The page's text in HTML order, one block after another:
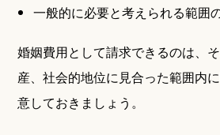
一般的に必要と考えられる範囲
婚姻費用として請求できるのは、
産、社会的地位に見合った範囲内
意しておきましょう。